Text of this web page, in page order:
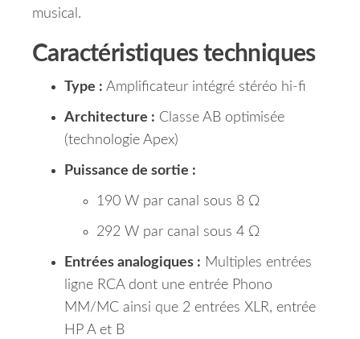
musical.
Caractéristiques techniques
Type : Amplificateur intégré stéréo hi-fi
Architecture : Classe AB optimisée
(technologie Apex)
Puissance de sortie :
190 W par canal sous 8 Ω
292 W par canal sous 4 Ω
Entrées analogiques : Multiples entrées
ligne RCA dont une entrée Phono
MM/MC ainsi que 2 entrées XLR, entrée
HP A et B